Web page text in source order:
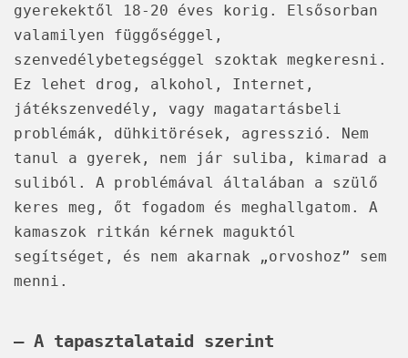
gyerekektől 18-20 éves korig. Elsősorban
valamilyen függőséggel,
szenvedélybetegséggel szoktak megkeresni.
Ez lehet drog, alkohol, Internet,
játékszenvedély, vagy magatartásbeli
problémák, dühkitörések, agresszió. Nem
tanul a gyerek, nem jár suliba, kimarad a
suliból. A problémával általában a szülő
keres meg, őt fogadom és meghallgatom. A
kamaszok ritkán kérnek maguktól
segítséget, és nem akarnak „orvoshoz” sem
menni.
– A tapasztalataid szerint